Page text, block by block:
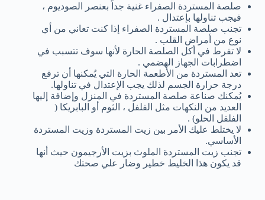
صلصة المستردة الصفراء غنية جداً بعنصر الصوديوم ،
فيجب تناولها بإعتدال .
تجنب صلصة المستردة الصفراء إذا كنت تعاني من أي
نوع من أمراض القلب .
لا تفرط في أكل الصلصة الحارة لأنها سوف تتسبب في
اضطرابات الجهاز الهضمي .
تعد المستردة من الأطعمة الحارة التي يُمكنها أن ترفع
درجة حرارة الجسم لذلك يجب الإعتدال في تناولها.
يُمكنك صناعة صلصة المستردة في المنزل وإضافة إليها
العديد من النكهات مثل الفلفل ، الثوم أو البابريكا (
الفلفل الحلو) .
لا يختلط عليك الأمر بين زيت المستردة وزيت المستردة
الأساسي.
تجنب زيت المستردة الملوث بزيت الأرجيمون حيث أنها
قد يكون هذا الخليط خطير وضار علي صحتك